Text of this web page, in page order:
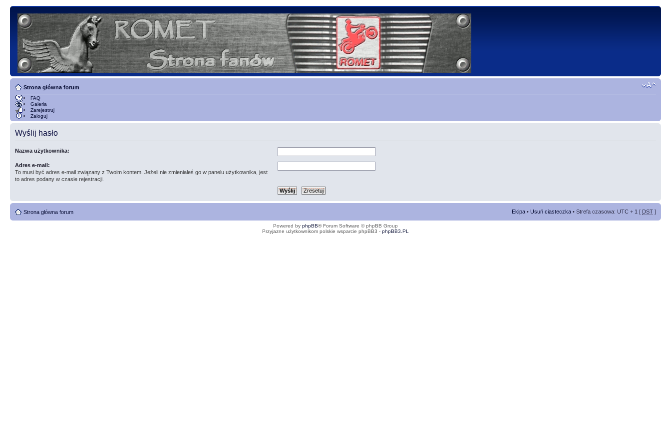
Strona główna forum
FAQ
Galeria
Zarejestruj
Zaloguj
Wyślij hasło
Nazwa użytkownika:
Adres e-mail:
To musi być adres e-mail związany z Twoim kontem. Jeżeli nie zmieniałeś go w panelu użytkownika, jest
to adres podany w czasie rejestracji.
Strona główna forum Ekipa • Usuń ciasteczka • Strefa czasowa: UTC + 1 [ DST ]
Powered by phpBB® Forum Software © phpBB Group
Przyjazne użytkownikom polskie wsparcie phpBB3 - phpBB3.PL